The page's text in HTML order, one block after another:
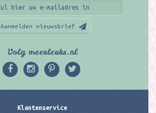
Aanmelden nieuwsbrief
Volg meerleuks.nl
Klantenservice